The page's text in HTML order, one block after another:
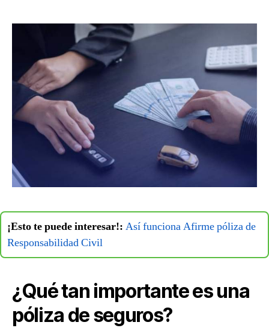
¡Esto te puede interesar!: Así funciona Afirme póliza de
Responsabilidad Civil
¿Qué tan importante es una
póliza de seguros?